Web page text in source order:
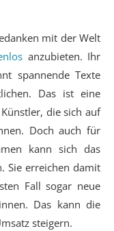
mit der Welt
anzubieten. Ihr
spannende Texte
Das ist eine
die sich auf
Doch auch für
kann sich das
Sie erreichen damit
Fall sogar neue
Das kann die
steigern.